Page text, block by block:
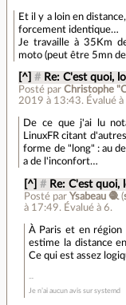
Et il y a loin en
forcement identique…
Je travaille à 35Km
moto (peut être 5mn
[^] # Re: C'est quoi,
Posté parChristophe
2019 à 13:43. Évalué à
De ce que j'ai lu
LinuxFR citant
forme de "long" : au
a de l'inconfort…
[^] # Re: C'est quoi,
Posté par Ysabeau 🧶(
à 17:49. Évalué à 6.
À Paris et en région
estime la distance
Ce qui est assez
Je n’ai aucun avis sur systemd